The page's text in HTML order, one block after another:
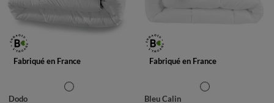
Fabriqué en France
Dodo
Fabriqué en France
Bleu Calin